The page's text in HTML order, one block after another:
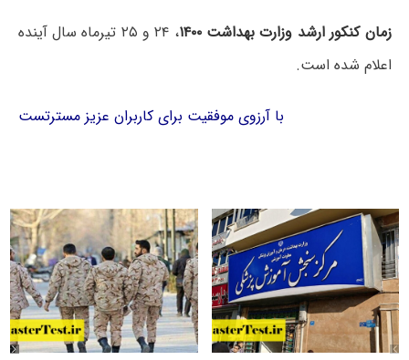
زمان کنکور ارشد وزارت بهداشت ۱۴۰۰
، ۲۴ و ۲۵ تیرماه سال آینده
اعلام شده است.
با آرزوی موفقیت برای کاربران عزیز مسترتست